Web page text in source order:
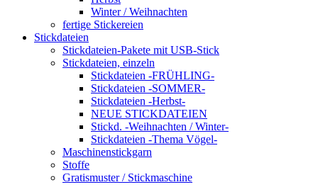
Winter / Weihnachten
fertige Stickereien
Stickdateien
Stickdateien-Pakete mit USB-Stick
Stickdateien, einzeln
Stickdateien -FRÜHLING-
Stickdateien -SOMMER-
Stickdateien -Herbst-
NEUE STICKDATEIEN
Stickd. -Weihnachten / Winter-
Stickdateien -Thema Vögel-
Maschinenstickgarn
Stoffe
Gratismuster / Stickmaschine